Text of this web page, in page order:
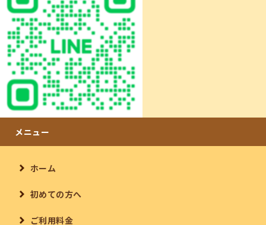
ホーム
初めての方へ
ご利用料金